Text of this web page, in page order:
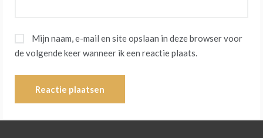
Mijn naam, e-mail en site opslaan in deze browser voor
de volgende keer wanneer ik een reactie plaats.